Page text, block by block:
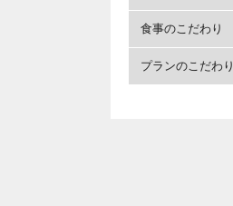
食事のこだわり
プランのこだわり